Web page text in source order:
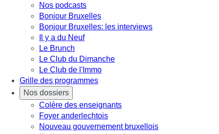
Nos podcasts
Bonjour Bruxelles
Bonjour Bruxelles: les interviews
Il y a du Neuf
Le Brunch
Le Club du Dimanche
Le Club de l'Immo
Grille des programmes
Nos dossiers
Colère des enseignants
Foyer anderlechtois
Nouveau gouvernement bruxellois